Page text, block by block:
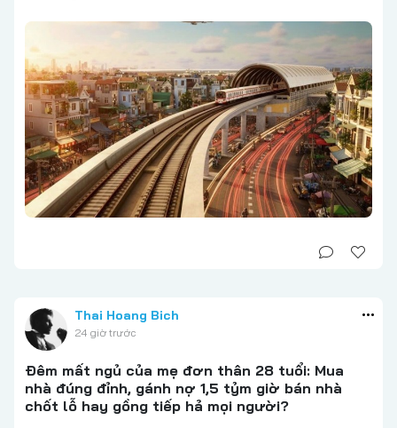
Thai Hoang Bich
24 giờ trước
Đêm mất ngủ của mẹ đơn thân 28 tuổi: Mua
nhà đúng đỉnh, gánh nợ 1,5 tỷm giờ bán nhà
chốt lỗ hay gồng tiếp hả mọi người?